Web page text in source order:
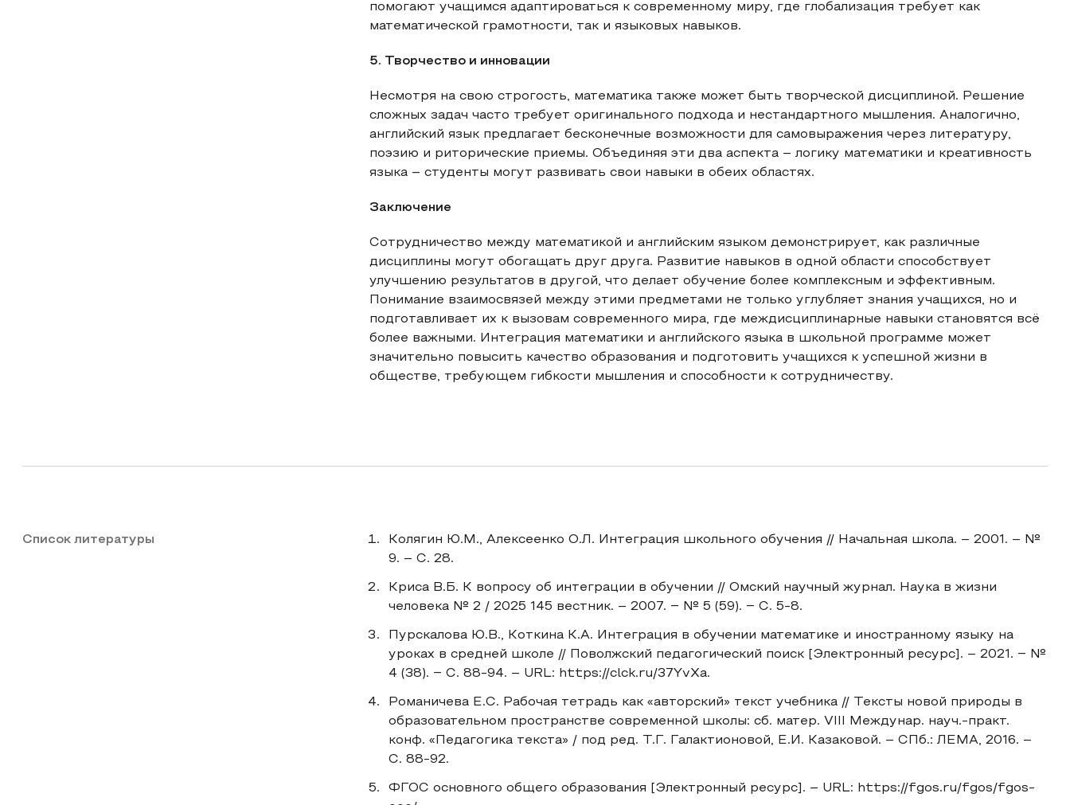
помогают учащимся адаптироваться к современному миру, где глобализация требует как
математической грамотности, так и языковых навыков.
5. Творчество и инновации
Несмотря на свою строгость, математика также может быть творческой дисциплиной. Решение
сложных задач часто требует оригинального подхода и нестандартного мышления. Аналогично,
английский язык предлагает бесконечные возможности для самовыражения через литературу,
поэзию и риторические приемы. Объединяя эти два аспекта – логику математики и креативность
языка – студенты могут развивать свои навыки в обеих областях.
Заключение
Сотрудничество между математикой и английским языком демонстрирует, как различные
дисциплины могут обогащать друг друга. Развитие навыков в одной области способствует
улучшению результатов в другой, что делает обучение более комплексным и эффективным.
Понимание взаимосвязей между этими предметами не только углубляет знания учащихся, но и
подготавливает их к вызовам современного мира, где междисциплинарные навыки становятся всё
более важными. Интеграция математики и английского языка в школьной программе может
значительно повысить качество образования и подготовить учащихся к успешной жизни в
обществе, требующем гибкости мышления и способности к сотрудничеству.
Список литературы
Колягин Ю.М., Алексеенко О.Л. Интеграция школьного обучения // Начальная школа. – 2001. – №
9. – С. 28.
Криса В.Б. К вопросу об интеграции в обучении // Омский научный журнал. Наука в жизни
человека № 2 / 2025 145 вестник. – 2007. ‒ № 5 (59). ‒ С. 5-8.
Пурскалова Ю.В., Коткина К.А. Интеграция в обучении математике и иностранному языку на
уроках в средней школе // Поволжский педагогический поиск [Электронный ресурс]. – 2021. ‒ №
4 (38). ‒ С. 88-94. – URL: https://clck.ru/37YvXa.
Романичева Е.С. Рабочая тетрадь как «авторский» текст учебника // Тексты новой природы в
образовательном пространстве современной школы: сб. матер. VIII Междунар. науч.-практ.
конф. «Педагогика текста» / под ред. Т.Г. Галактионовой, Е.И. Казаковой. – СПб.: ЛЕМА, 2016. –
С. 88-92.
ФГОС основного общего образования [Электронный ресурс]. – URL: https://fgos.ru/fgos/fgos-